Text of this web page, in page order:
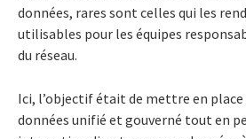
données, rares sont celles qui les
utilisables pour les équipes
du réseau.
Ici, l’objectif était de mettre en
données unifié et gouverné tout en